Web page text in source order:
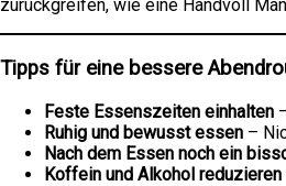
zurückgreifen, wie eine Handvoll
Tipps für eine bessere
Feste Essenszeiten einhalten
Ruhig und bewusst essen –
Nach dem Essen noch ein
Koffein und Alkohol reduzieren